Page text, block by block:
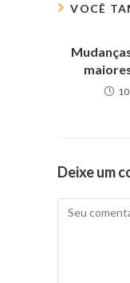
VOCÊ
Deixe um